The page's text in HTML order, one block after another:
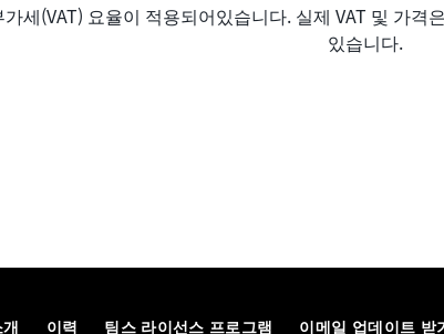
세(VAT) 요율이 적용되어있습니다. 실제 VAT 및 가
있습니다.
이력 팀스 라이선스 프로그램 이메일 업데이트 받